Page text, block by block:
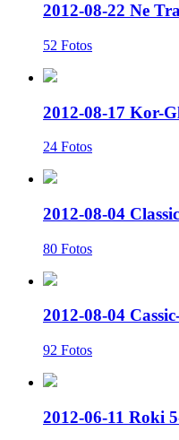
2012-08-22 Ne
52 Fotos
2012-08-17 Kor-
24 Fotos
2012-08-04
80 Fotos
2012-08-04
92 Fotos
2012-06-11 Roki